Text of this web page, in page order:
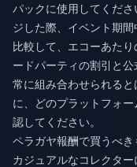
パックに使用してくだ
ジした際、イベント期
比較して、エコーあた
ードパーティの割引と
常に組み合わせられる
に、どのプラットフォ
認してください。
ペラガヤ報酬で買うべ
カジュアルなコレクタ